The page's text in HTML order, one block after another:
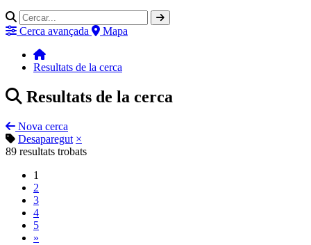
Cerca avançada Mapa
Resultats de la cerca
Resultats de la cerca
Nova cerca
Desaparegut ×
89 resultats trobats
1
2
3
4
5
»